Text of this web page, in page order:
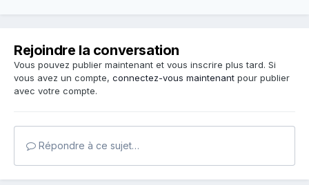
Rejoindre la conversation
Vous pouvez publier maintenant et vous inscrire plus tard. Si
vous avez un compte, connectez-vous maintenant pour publier
avec votre compte.
Répondre à ce sujet…